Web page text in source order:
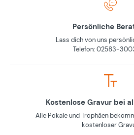
Persönliche
Lass dich von uns
Telefon: 02583-
Kostenlose Gravur bei
Alle Pokale und Trophäen
kostenloser